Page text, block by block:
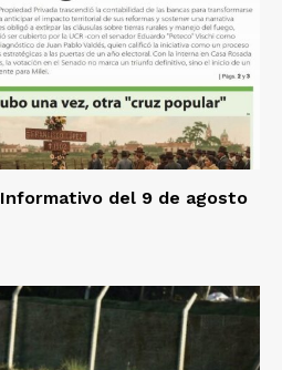
del 9 de agosto